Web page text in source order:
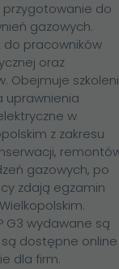
do
gazowych.
do pracowników
oraz
Obejmuje
uprawnienia
w
z zakresu
gazowych, po
zdają egzamin
G3 wydawane są
są dostępne online
dla firm.